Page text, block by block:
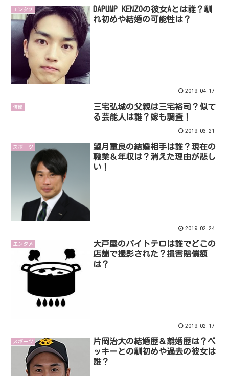
エンタメ
DAPUMP KENZOの彼女Aとは誰？馴
れ初めや結婚の可能性は？
2019.04.17
俳優
三宅弘城の父親は三宅裕司？似て
る芸能人は誰？嫁も調査！
2019.03.21
スポーツ
望月重良の結婚相手は誰？現在の
職業＆年収は？消えた理由が悲し
い！
2019.02.24
エンタメ
大戸屋のバイトテロは誰でどこの
店舗で撮影された？損害賠償額
は？
2019.02.17
スポーツ
片岡治大の結婚歴＆離婚歴は？ベ
ッキーとの馴初めや過去の彼女は
誰？